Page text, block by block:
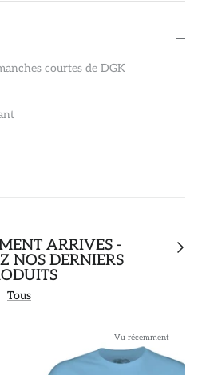
courtes de DGK
ARRIVÉS -
NOS DERNIERS
Tous
Vu récemment